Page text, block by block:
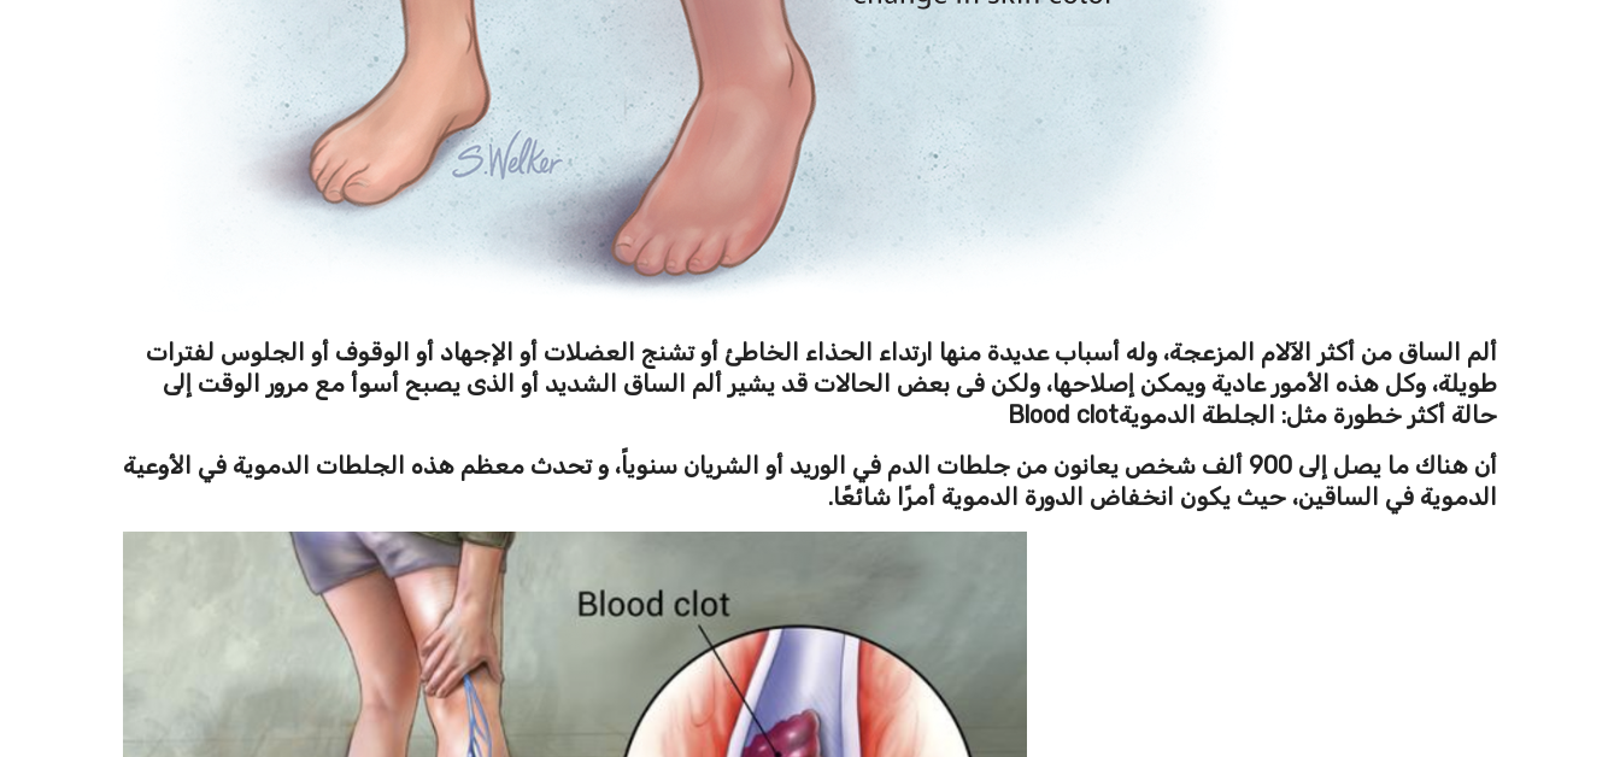
ألم الساق من أكثر الآلام المزعجة، وله أسباب عديدة منها ارتداء الحذاء الخاطئ أو تشنج العضلات أو الإجهاد أو الوقوف أو الجلوس لفترات
طويلة، وكل هذه الأمور عادية ويمكن إصلاحها، ولكن فى بعض الحالات قد يشير ألم الساق الشديد أو الذى يصبح أسوأ مع مرور الوقت إلى
حالة أكثر خطورة مثل: الجلطة الدمويةBlood clot
أن هناك ما يصل إلى 900 ألف شخص يعانون من جلطات الدم في الوريد أو الشريان سنوياً، و تحدث معظم هذه الجلطات الدموية في الأوعية
الدموية في الساقين، حيث يكون انخفاض الدورة الدموية أمرًا شائعًا.